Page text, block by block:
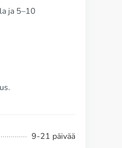
ja 5–10
9-21 päivää